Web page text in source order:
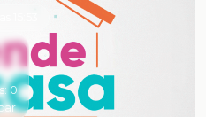
15:53
0